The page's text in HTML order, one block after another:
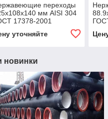
переходы
мм AISI 304
17378-2001
уточняйте
новинки